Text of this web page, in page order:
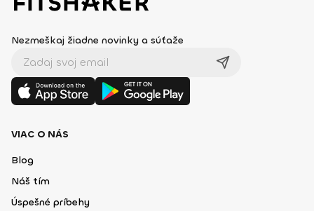
Nezmeškaj žiadne novinky a súťaže
VIAC O NÁS
Blog
Náš tím
Úspešné príbehy